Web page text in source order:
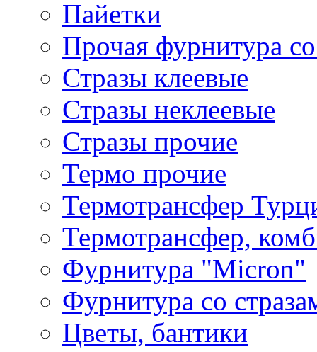
Пайетки
Прочая фурнитура
Стразы клеевые
Стразы неклеевые
Стразы прочие
Термо прочие
Термотрансфер
Термотрансфер,
Фурнитура "Micron"
Фурнитура со
Цветы, бантики